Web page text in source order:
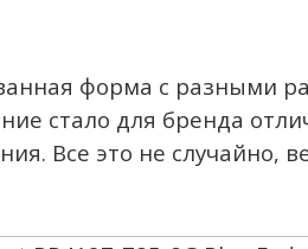
форма с разными
стало для бренда
Все это не случайно,